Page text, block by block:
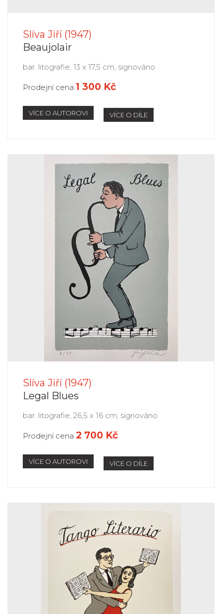
Slíva Jiří (1947)
Beaujolair
bar. litografie, 13 x 17,5 cm, signováno
Prodejní cena 1 300 Kč
VÍCE O AUTOROVI VÍCE O DÍLE
Slíva Jiří (1947)
Legal Blues
bar. litografie, 26,5 x 16 cm, signováno
Prodejní cena 2 700 Kč
VÍCE O AUTOROVI VÍCE O DÍLE